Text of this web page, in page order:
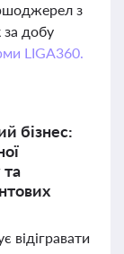
з
добу
LIGA360.
бізнес:
відігравати